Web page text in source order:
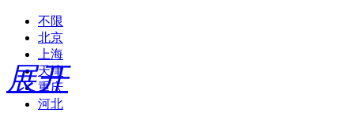
不限
北京
上海
天津
重庆
河北
展开